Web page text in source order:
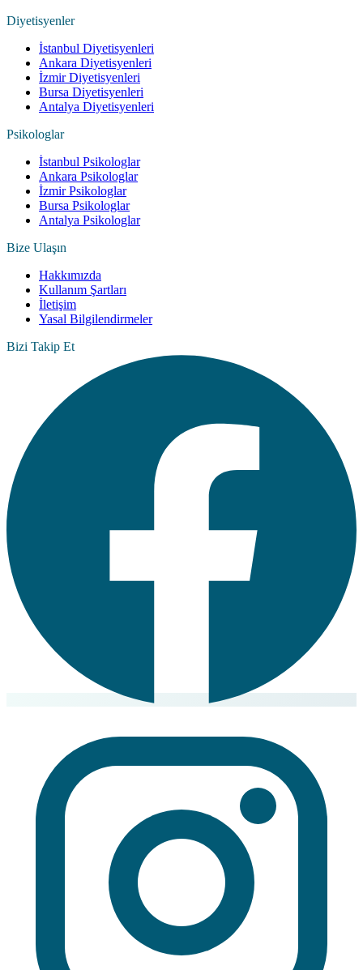
Diyetisyenler
İstanbul Diyetisyenleri
Ankara Diyetisyenleri
İzmir Diyetisyenleri
Bursa Diyetisyenleri
Antalya Diyetisyenleri
Psikologlar
İstanbul Psikologlar
Ankara Psikologlar
İzmir Psikologlar
Bursa Psikologlar
Antalya Psikologlar
Bize Ulaşın
Hakkımızda
Kullanım Şartları
İletişim
Yasal Bilgilendirmeler
Bizi Takip Et